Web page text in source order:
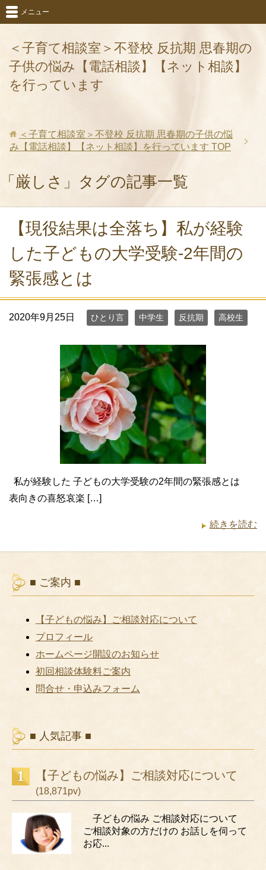
＜子育て相談室＞不登校 反抗期 思春期の
子供の悩み【電話相談】【ネット相談】
を行っています
メニュー
＜子育て相談室＞不登校 反抗期 思春期の子供の悩
み【電話相談】【ネット相談】を行っています TOP
「厳しさ」タグの記事一覧
【現役結果は全落ち】私が経験
した子どもの大学受験‐2年間の
緊張感とは
2020年9月25日 ひとり言 中学生 反抗期 高校生
私が経験した 子どもの大学受験の2年間の緊張感とは
表向きの喜怒哀楽 […]
続きを読む
■ ご案内 ■
【子どもの悩み】ご相談対応について
プロフィール
ホームページ開設のお知らせ
初回相談体験料ご案内
問合せ・申込みフォーム
■ 人気記事 ■
【子どもの悩み】ご相談対応について
(18,871pv)
子どもの悩み ご相談対応について
ご相談対象の方だけの お話しを伺って
お応...